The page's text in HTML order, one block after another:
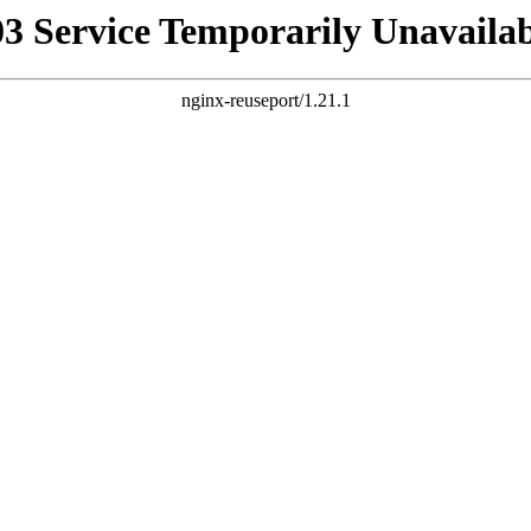
Service Temporarily
nginx-reuseport/1.21.1